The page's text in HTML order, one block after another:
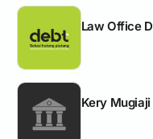
Law Office
Kery